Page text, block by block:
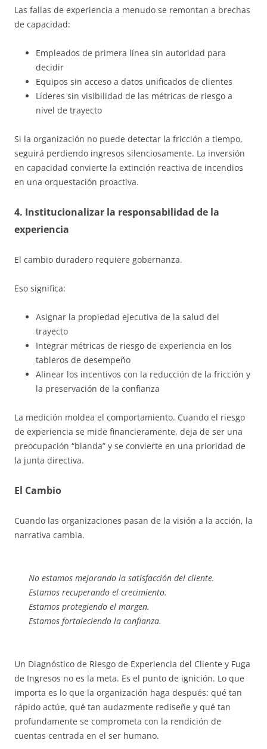
Las fallas de experiencia a menudo se remontan a brechas
de capacidad:
Empleados de primera línea sin autoridad para
decidir
Equipos sin acceso a datos unificados de clientes
Líderes sin visibilidad de las métricas de riesgo a
nivel de trayecto
Si la organización no puede detectar la fricción a tiempo,
seguirá perdiendo ingresos silenciosamente. La inversión
en capacidad convierte la extinción reactiva de incendios
en una orquestación proactiva.
4. Institucionalizar la responsabilidad de la
experiencia
El cambio duradero requiere gobernanza.
Eso significa:
Asignar la propiedad ejecutiva de la salud del
trayecto
Integrar métricas de riesgo de experiencia en los
tableros de desempeño
Alinear los incentivos con la reducción de la fricción y
la preservación de la confianza
La medición moldea el comportamiento. Cuando el riesgo
de experiencia se mide financieramente, deja de ser una
preocupación “blanda” y se convierte en una prioridad de
la junta directiva.
El Cambio
Cuando las organizaciones pasan de la visión a la acción, la
narrativa cambia.
No estamos mejorando la satisfacción del cliente.
Estamos recuperando el crecimiento.
Estamos protegiendo el margen.
Estamos fortaleciendo la confianza.
Un Diagnóstico de Riesgo de Experiencia del Cliente y Fuga
de Ingresos no es la meta. Es el punto de ignición. Lo que
importa es lo que la organización haga después: qué tan
rápido actúe, qué tan audazmente rediseñe y qué tan
profundamente se comprometa con la rendición de
cuentas centrada en el ser humano.